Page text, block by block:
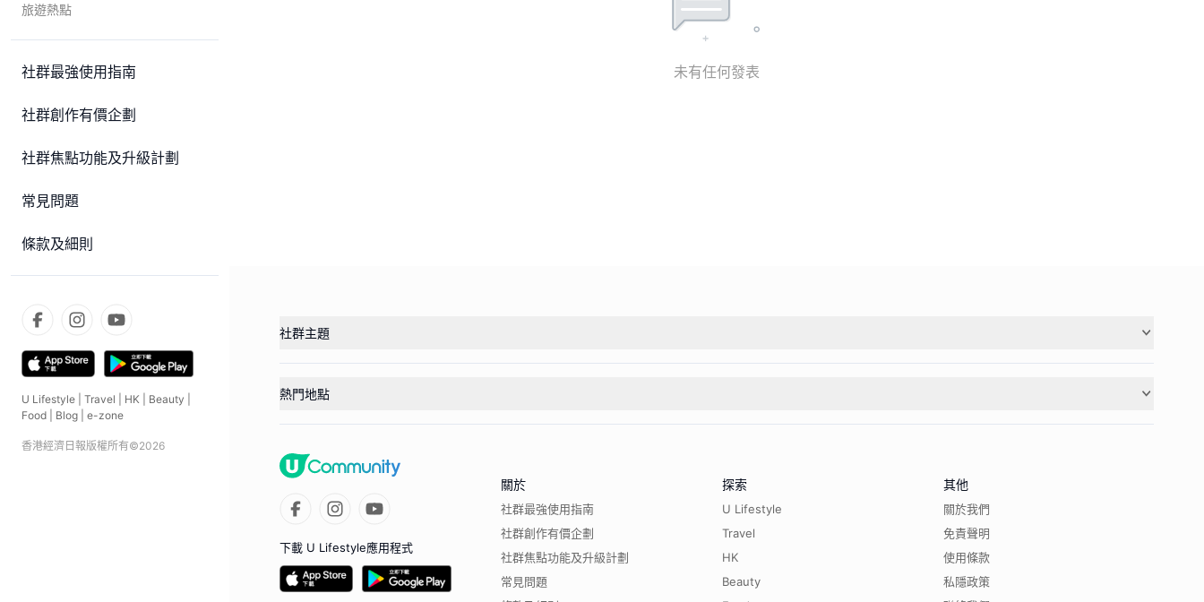
旅遊熱點
社群最強使用指南
社群創作有價企劃
社群焦點功能及升級計劃
常見問題
條款及細則
U Lifestyle Travel HK Beauty
Food
Blog e-zone
香港經濟日報版權所有©2026
未有任何發表
社群主題
熱門地點
下載 U Lifestyle應用程式
關於
社群最強使用指南
社群創作有價企劃
社群焦點功能及升級計劃
常見問題
探索
U Lifestyle
Travel
HK
Beauty
其他
關於我們
免責聲明
使用條款
私隱政策